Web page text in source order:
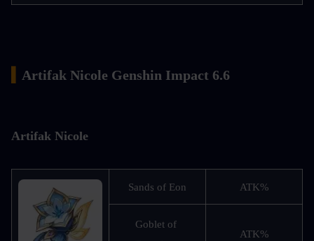
Artifak Nicole Genshin Impact 6.6
Artifak Nicole
Sands of Eon ATK%
Goblet of
ATK%